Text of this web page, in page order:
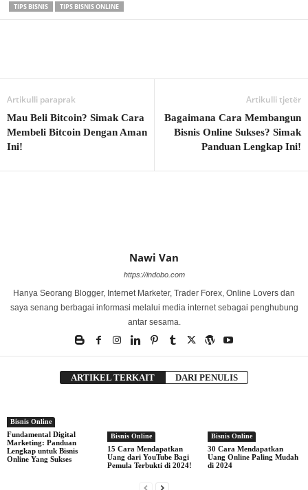
TIPS BISNIS
TIPS BISNIS ONLINE
Artikulli paraprak
Mau Beli Bitcoin? Simak Cara
Membeli Bitcoin Dengan Aman
Ini!
Artikulli tjetër
Bagaimana Cara Membangun
Bisnis Online Sukses? Simak
Panduan Lengkap Ini!
Nawi Van
https://indobo.com
Hanya Seorang Blogger, Internet Marketer, Trader Forex, Online Lovers dan
saya senang berbagai informasi melalui media internet sebagai penghubung
antar sesama.
ARTIKEL TERKAIT DARI PENULIS
Bisnis Online
Fundamental Digital
Marketing: Panduan
Lengkap untuk Bisnis
Online Yang Sukses
Bisnis Online
15 Cara Mendapatkan
Uang dari YouTube Bagi
Pemula Terbukti di 2024!
Bisnis Online
30 Cara Mendapatkan
Uang Online Paling Mudah
di 2024